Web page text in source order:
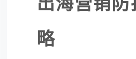
出海营销防
略